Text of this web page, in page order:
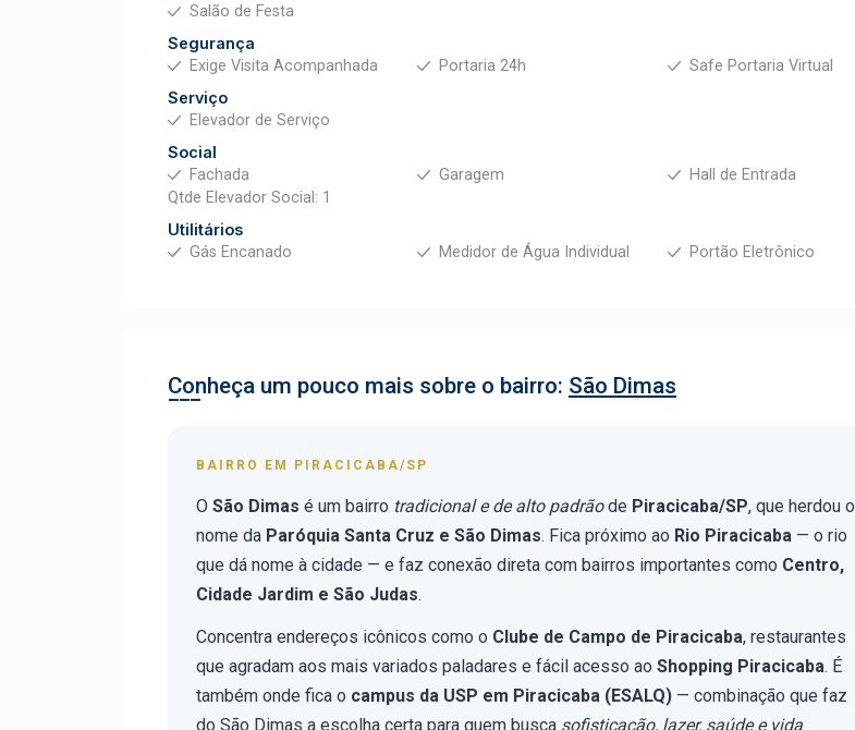
Salão de Festa
Segurança
Exige Visita Acompanhada
Portaria 24h
Safe Portaria Virtual
Serviço
Elevador de Serviço
Social
Fachada
Garagem
Hall de Entrada
Qtde Elevador Social: 1
Utilitários
Gás Encanado
Medidor de Água Individual Portão Eletrônico
Conheça um pouco mais sobre o bairro: São Dimas
BAIRRO EM PIRACICABA/SP
O São Dimas é um bairro tradicional e de alto padrãode Piracicaba/SP, que herdou o
nome da Paróquia Santa Cruz e São Dimas. Fica próximo ao Rio Piracicaba — o rio
que dá nome à cidade — e faz conexão direta com bairros importantes como Centro,
Cidade Jardim e São Judas.
Concentra endereços icônicos como o Clube de Campo de Piracicaba, restaurantes
que agradam aos mais variados paladares e fácil acesso ao Shopping Piracicaba. É
também onde fica o campus da USP em Piracicaba (ESALQ) — combinação que faz
do São Dimas a escolha certa para quem busca sofisticação, lazer, saúde e vida